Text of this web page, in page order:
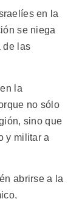
en la
se niega
de las
la
no sólo
sino que
y militar a
abrirse a la